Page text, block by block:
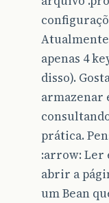
apenas 4
disso).
armazenar
prática.
:arrow: Ler
abrir a
um Bean